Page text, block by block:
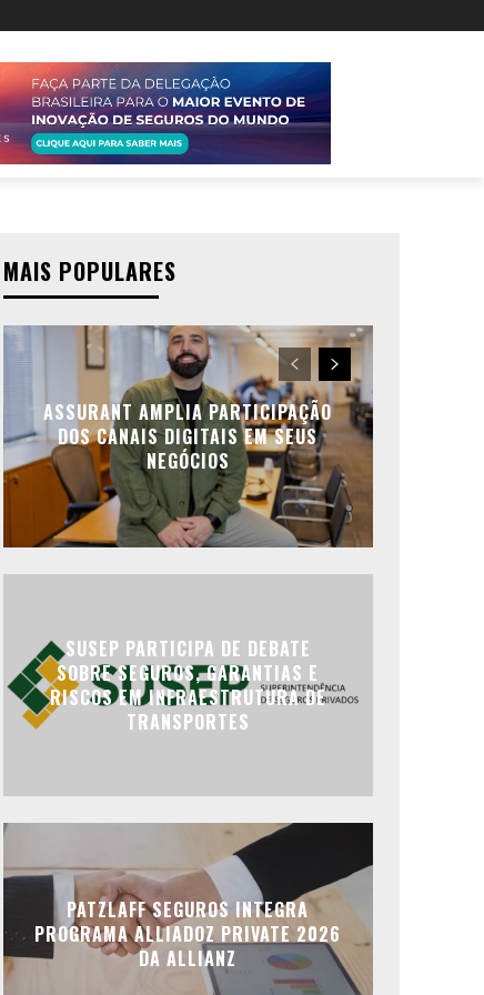
MAIS POPULARES
ASSURANT AMPLIA PARTICIPAÇÃO
DOS CANAIS DIGITAIS EM SEUS
NEGÓCIOS
SUSEP PARTICIPA DE DEBATE
SOBRE SEGUROS, GARANTIAS E
RISCOS EM INFRAESTRUTURA DE
TRANSPORTES
PATZLAFF SEGUROS INTEGRA
PROGRAMA ALLIADOZ PRIVATE 2026
DA ALLIANZ